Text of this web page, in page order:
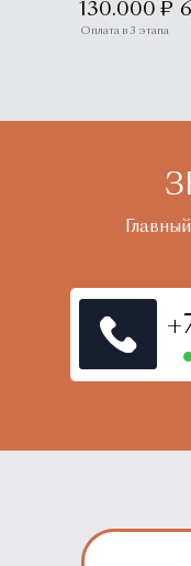
130.000 ₽
Оплата в 3 этапа